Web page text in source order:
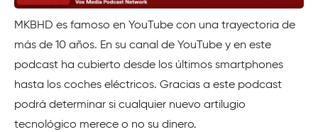
MKBHD es famoso en YouTube con una trayectoria de
más de 10 años. En su canal de YouTube y en este
podcast ha cubierto desde los últimos smartphones
hasta los coches eléctricos. Gracias a este podcast
podrá determinar si cualquier nuevo artilugio
tecnológico merece o no su dinero.